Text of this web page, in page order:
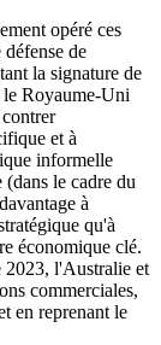
opéré ces
de
la signature de
Royaume-Uni
et à
informelle
le cadre du
à
qu'à
économique clé.
2023, l'Australie et
commerciales,
en reprenant le